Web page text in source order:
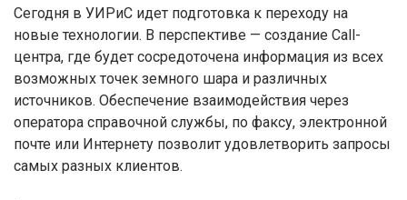
Сегодня в УИРиС идет подготовка к переходу на
новые технологии. В перспективе — создание Call-
центра, где будет сосредоточена информация из всех
возможных точек земного шара и различных
источников. Обеспечение взаимодействия через
оператора справочной службы, по факсу, электронной
почте или Интернету позволит удовлетворить запросы
самых разных клиентов.